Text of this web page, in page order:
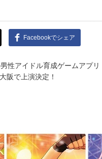
Facebookでシェア
性アイドル育成ゲームアプ
阪で上演決定！